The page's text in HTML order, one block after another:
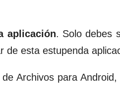
aplicación. Solo debes
de esta estupenda
Archivos para Android,